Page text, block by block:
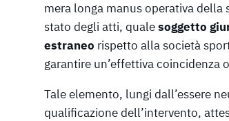
mera longa manus operativa
stato degli atti, qualesoggetto
estraneo rispetto alla società
garantire un’effettiva coincidenza
Tale elemento, lungi dall’essere
qualificazione dell’intervento,